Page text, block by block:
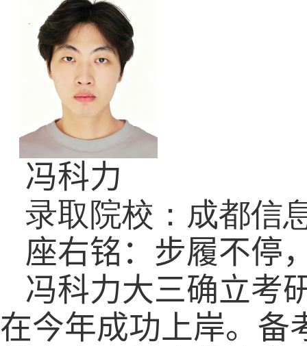
冯科力
录取院校：成都信
座右铭：步履不停
冯科力大三确立考
在今年成功上岸。备